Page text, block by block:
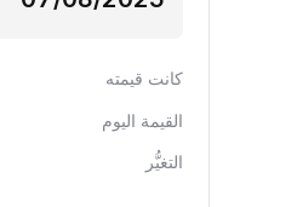
كانت قيمته
القيمة اليوم
التغيُّر